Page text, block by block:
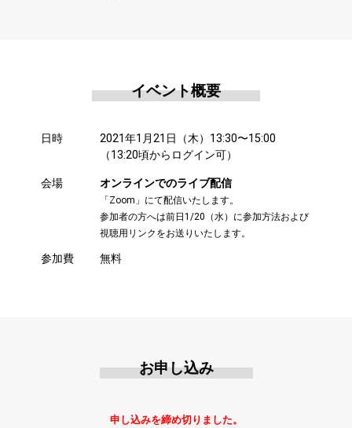
イベント概要
日時
2021年1月21日（木）13:30〜15:00
（13:20頃からログイン可）
会場 オンラインでのライブ配信
「Zoom」にて配信いたします。
参加者の方へは前日1/20（水）に参加方法および
視聴用リンクをお送りいたします。
参加費 無料
お申し込み
申し込みを締め切りました。